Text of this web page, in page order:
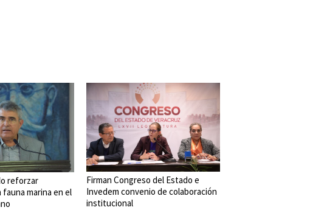
reforzar
marina en el
Firman Congreso del Estado e
Invedem convenio de colaboración
institucional